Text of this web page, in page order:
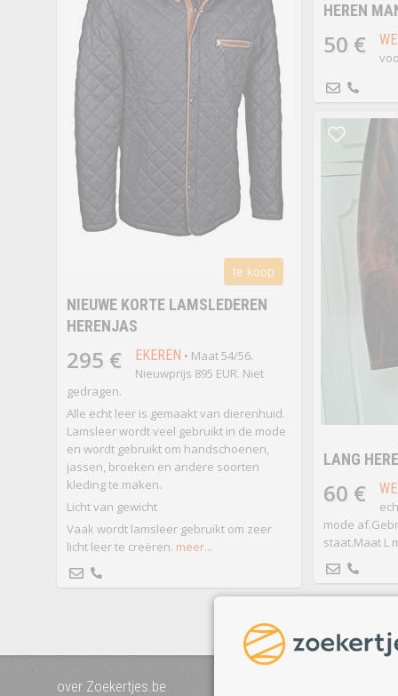
HEREN
50 €
te koop
NIEUWE KORTE LAMSLEDEREN
HERENJAS
295 € EKEREN • Maat 54/56.
Nieuwprijs 895 EUR. Niet
gedragen.
Alle echt leer is gemaakt van dierenhuid.
Lamsleer wordt veel gebruikt in de mode
en wordt gebruikt om handschoenen,
jassen, broeken en andere soorten
kleding te maken.
Licht van gewicht
Vaak wordt lamsleer gebruikt om zeer
licht leer te creëren. meer...
LANG
60 €
mode
staat.Maat L
over Zoekertjes.be